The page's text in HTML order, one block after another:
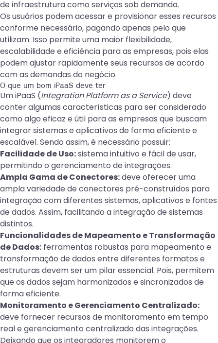
de infraestrutura como serviços sob demanda.
Os usuários podem acessar e provisionar esses recursos
conforme necessário, pagando apenas pelo que
utilizam. Isso permite uma maior flexibilidade,
escalabilidade e eficiência para as empresas, pois elas
podem ajustar rapidamente seus recursos de acordo
com as demandas do negócio.
O que um bom iPaaS deve ter
Um iPaaS (Integration Platform as a Service) deve
conter algumas características para ser considerado
como algo eficaz e útil para as empresas que buscam
integrar sistemas e aplicativos de forma eficiente e
escalável. Sendo assim, é necessário possuir:
Facilidade de Uso:sistema intuitivo e fácil de usar,
permitindo o gerenciamento de integrações.
Ampla Gama de Conectores:deve oferecer uma
ampla variedade de conectores pré-construídos para
integração com diferentes sistemas, aplicativos e fontes
de dados. Assim, facilitando a integração de sistemas
distintos.
Funcionalidades de Mapeamento e Transformação
de Dados: ferramentas robustas para mapeamento e
transformação de dados entre diferentes formatos e
estruturas devem ser um pilar essencial. Pois, permitem
que os dados sejam harmonizados e sincronizados de
forma eficiente.
Monitoramento e Gerenciamento Centralizado:
deve fornecer recursos de monitoramento em tempo
real e gerenciamento centralizado das integrações.
Deixando que os integradores monitorem o